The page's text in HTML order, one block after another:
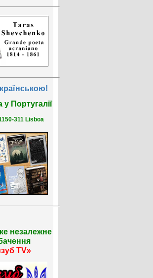
у Португалії
311 Lisboa
незалежне
TV»